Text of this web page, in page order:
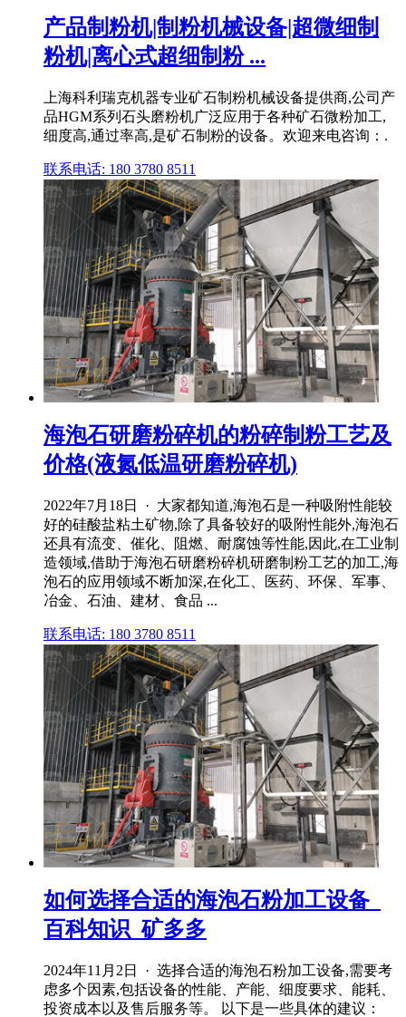
产品制粉机|制粉机械设备|超微细制
粉机|离心式超细制粉 ...
上海科利瑞克机器专业矿石制粉机械设备提供商,公司产
品HGM系列石头磨粉机广泛应用于各种矿石微粉加工,
细度高,通过率高,是矿石制粉的设备。欢迎来电咨询：.
联系电话: 180 3780 8511
海泡石研磨粉碎机的粉碎制粉工艺及
价格(液氮低温研磨粉碎机)
2022年7月18日 · 大家都知道,海泡石是一种吸附性能较
好的硅酸盐粘土矿物,除了具备较好的吸附性能外,海泡石
还具有流变、催化、阻燃、耐腐蚀等性能,因此,在工业制
造领域,借助于海泡石研磨粉碎机研磨制粉工艺的加工,海
泡石的应用领域不断加深,在化工、医药、环保、军事、
冶金、石油、建材、食品 ...
联系电话: 180 3780 8511
如何选择合适的海泡石粉加工设备_
百科知识_矿多多
2024年11月2日 · 选择合适的海泡石粉加工设备,需要考
虑多个因素,包括设备的性能、产能、细度要求、能耗、
投资成本以及售后服务等。 以下是一些具体的建议：